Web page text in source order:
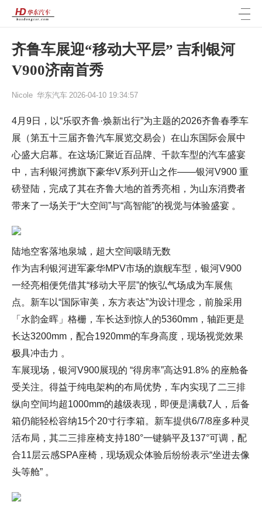
齐鲁车展迎“移动大平层” 吉利银河
V900济南首秀
Nicole 华东汽车 2026-04-10 19:34:57
4月9日，以“乐驭齐鲁·焕新出行”为主题的2026齐鲁春季车
展（第五十三届齐鲁汽车展览交易会）在山东国际会展中
心盛大启幕。在这场汇聚近百品牌、千款车型的汽车盛宴
中，吉利银河携旗下豪华V系列开山之作——银河V900 重
磅登陆，完成了其在齐鲁大地的首秀亮相，为山东消费者
带来了一场关于“大空间”与“高智能”的视觉与体验盛宴 。
陆地空客落地泉城，超大空间吸睛无数
作为吉利银河进军豪华MPV市场的旗舰车型，银河V900
一经亮相便凭借其“移动大平层”的恢弘气场成为车展焦
点。新车以“国际审美，东方表达”为设计理念，前脸采用
「水韵金晖」格栅，车长达到惊人的5360mm，轴距更是
长达3200mm，配合1920mm的车身高度，现场视觉效果
极具冲击力 。
车展现场，银河V900展现的 “得房率”高达91.8% 的座舱备
受关注。得益于纯电架构的布局优势，车内实现了二三排
纵向空间均超1000mm的越级表现，即便是满载7人，后备
箱仍能轻松容纳15个20寸行李箱。新车提供6/7/8座多种灵
活布局，其二三排座椅支持180°一键躺平及137°可调，配
合11层云感SPA座椅，现场观众体验后纷纷表示“坐进去像
头等舱” 。